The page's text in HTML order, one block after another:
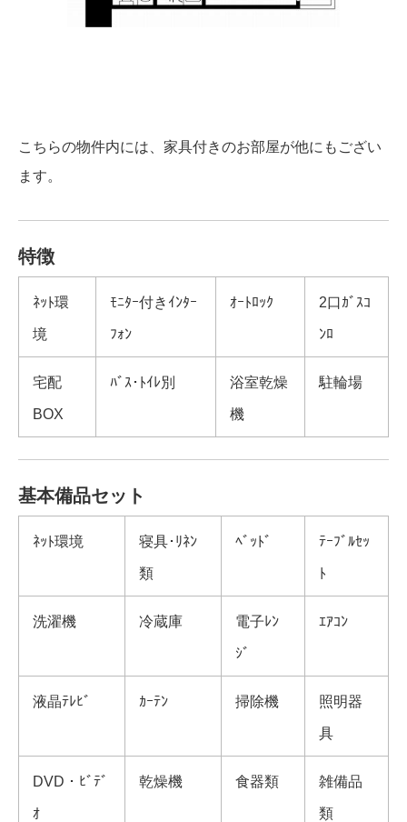
こちらの物件内には、家具付きのお部屋が他にもござい
ます。
特徴
ﾈｯﾄ環
境
ﾓﾆﾀｰ付きｲﾝﾀｰ
ﾌｫﾝ
ｵｰﾄﾛｯｸ 2口ｶﾞｽｺ
ﾝﾛ
宅配
BOX
ﾊﾞｽ･ﾄｲﾚ別 浴室乾燥
機
駐輪場
基本備品セット
ﾈｯﾄ環境 寝具･ﾘﾈﾝ
類
ﾍﾞｯﾄﾞ ﾃｰﾌﾞﾙｾｯ
ﾄ
洗濯機 冷蔵庫 電子ﾚﾝ
ｼﾞ
ｴｱｺﾝ
液晶ﾃﾚﾋﾞ ｶｰﾃﾝ 掃除機 照明器
具
DVD・ﾋﾞﾃﾞ
ｵ
乾燥機 食器類 雑備品
類